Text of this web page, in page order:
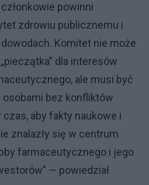
powinni
zdrowiu publicznemu i
Komitet nie może
dla interesów
ale musi być
osobami bez konfliktów
aby fakty naukowe i
znalazły się w centrum
farmaceutycznego i jego
— powiedział